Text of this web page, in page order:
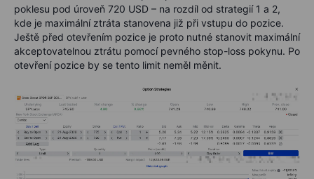
poklesu pod úroveň 720 USD – na rozdíl od strategií 1 a 2,
kde je maximální ztráta stanovena již při vstupu do pozice.
Ještě před otevřením pozice je proto nutné stanovit maximální
akceptovatelnou ztrátu pomocí pevného stop-loss pokynu. Po
otevření pozice by se tento limit neměl měnit.